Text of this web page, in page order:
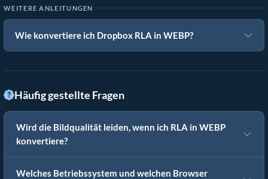
WEITERE ANLEITUNGEN
Wie konvertiere ich Dropbox RLA in WEBP?
Häufig gestellte Fragen
Wird die Bildqualität leiden, wenn ich RLA in WEBP
konvertiere?
Welches Betriebssystem und welchen Browser